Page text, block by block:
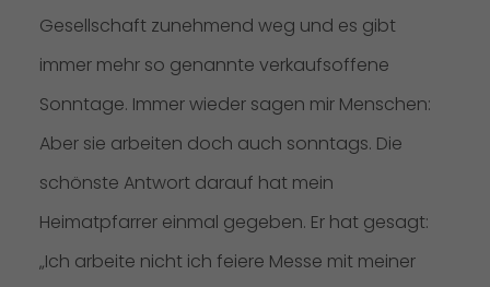
Gesellschaft zunehmend weg und es gibt
immer mehr so genannte verkaufsoffene
Sonntage. Immer wieder sagen mir Menschen:
Aber sie arbeiten doch auch sonntags. Die
schönste Antwort darauf hat mein
Heimatpfarrer einmal gegeben. Er hat gesagt:
„Ich arbeite nicht ich feiere Messe mit meiner